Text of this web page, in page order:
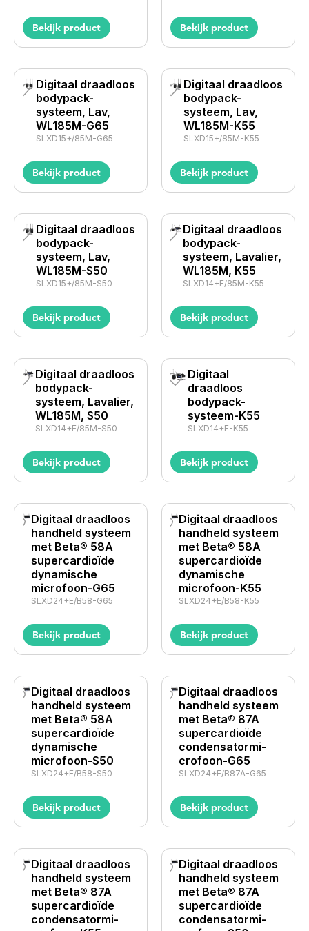
Bekijk product Bekijk product
Digitaal draadloos
bodypack-
systeem, Lav,
WL185M-G65
SLXD15+/85M-G65
Bekijk product
Digitaal draadloos
bodypack-
systeem, Lav,
WL185M-K55
SLXD15+/85M-K55
Bekijk product
Digitaal draadloos
bodypack-
systeem, Lav,
WL185M-S50
SLXD15+/85M-S50
Bekijk product
Digitaal draadloos
bodypack-
systeem, Lavalier,
WL185M, K55
SLXD14+E/85M-K55
Bekijk product
Digitaal draadloos
bodypack-
systeem, Lavalier,
WL185M, S50
SLXD14+E/85M-S50
Bekijk product
Digitaal
draadloos
bodypack-
systeem-K55
SLXD14+E-K55
Bekijk product
Digitaal draadloos
handheld systeem
met Beta® 58A
supercardioïde
dynamische
microfoon-G65
SLXD24+E/B58-G65
Bekijk product
Digitaal draadloos
handheld systeem
met Beta® 58A
supercardioïde
dynamische
microfoon-K55
SLXD24+E/B58-K55
Bekijk product
Digitaal draadloos
handheld systeem
met Beta® 58A
supercardioïde
dynamische
microfoon-S50
SLXD24+E/B58-S50
Bekijk product
Digitaal draadloos
handheld systeem
met Beta® 87A
supercardioïde
conden­sa­tor­mi­
crofoon-G65
SLXD24+E/B87A-G65
Bekijk product
Digitaal draadloos
handheld systeem
met Beta® 87A
supercardioïde
conden­sa­tor­mi­
Digitaal draadloos
handheld systeem
met Beta® 87A
supercardioïde
conden­sa­tor­mi­